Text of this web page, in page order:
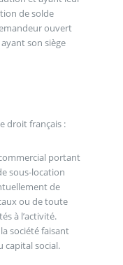
de solde
ouvert
son siège
droit français :
portant
sous-location
de
ou de toute
à l’activité.
société faisant
social.